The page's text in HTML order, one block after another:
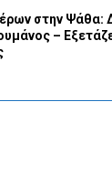
στην Ψάθα:
–